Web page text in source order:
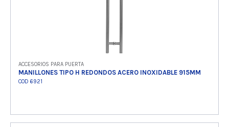
ACCESORIOS PARA PUERTA
MANILLONES TIPO H REDONDOS ACERO INOXIDABLE 915MM
COD 6921